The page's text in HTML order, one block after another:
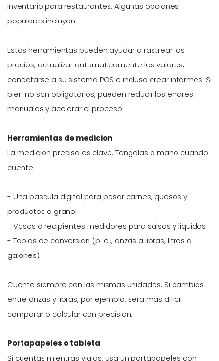
inventario para restaurantes. Algunas opciones
populares incluyen-
Estas herramientas pueden ayudar a rastrear los
precios, actualizar automaticamente los valores,
conectarse a su sistema POS e incluso crear informes. Si
bien no son obligatorios, pueden reducir los errores
manuales y acelerar el proceso.
Herramientas de medicion
La medicion precisa es clave. Tengalas a mano cuando
cuente
- Una bascula digital para pesar carnes, quesos y
productos a granel
- Vasos o recipientes medidores para salsas y liquidos
- Tablas de conversion (p. ej., onzas a libras, litros a
galones)
Cuente siempre con las mismas unidades. Si cambias
entre onzas y libras, por ejemplo, sera mas dificil
comparar o calcular con precision.
Portapapeles o tableta
Si cuentas mientras viajas, usa un portapapeles con